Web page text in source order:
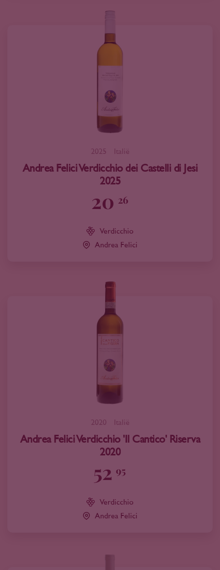
2025 Italië
Andrea Felici Verdicchio dei Castelli di Jesi
2025
20 26
Verdicchio
Andrea Felici
2020 Italië
Andrea Felici Verdicchio 'Il Cantico' Riserva
2020
52 95
Verdicchio
Andrea Felici